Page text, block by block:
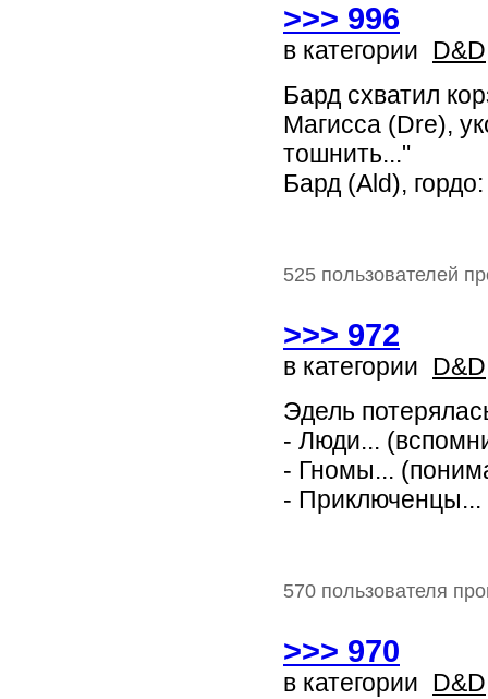
>>> 996
в категории D&D
Бард схватил
Магисса (Dre),
тошнить..."
Бард (Ald),
525 пользователей
>>> 972
в категории D&D
Эдель
- Люди...
- Гномы...
- Приключенцы...
570 пользователя
>>> 970
в категории D&D